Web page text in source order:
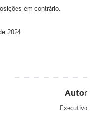
em contrário.
2024
Autor
Executivo